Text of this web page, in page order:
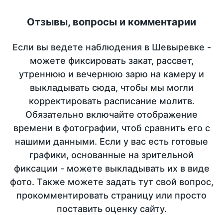
Отзывы, вопросы и комментарии
Если вы ведете наблюдения в Шевыревке -
можете фиксировать закат, рассвет,
утреннюю и вечернюю зарю на камеру и
выкладывать сюда, чтобы мы могли
корректировать расписание молитв.
Обязательно включайте отображение
времени в фотографии, чтоб сравнить его с
нашими данными. Если у вас есть готовые
графики, основанные на зрительной
фиксации - можете выкладывать их в виде
фото. Также можете задать тут свой вопрос,
прокомментировать страницу или просто
поставить оценку сайту.